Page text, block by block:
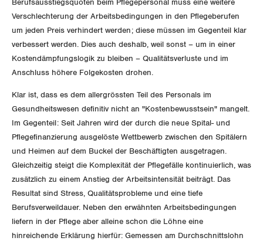
Rentner:innen-Kommission
Genf
Glarus
Graubünden
Jura
Luzern
Neuenburg
Nidwalden
Obwalden
Schaffhausen
Berufsausstiegsquoten beim Pflegepersonal muss eine weitere
Verschlechterung der Arbeitsbedingungen in den Pflegeberufen
um jeden Preis verhindert werden; diese müssen im Gegenteil klar
verbessert werden. Dies auch deshalb, weil sonst – um in einer
Kostendämpfungslogik zu bleiben – Qualitätsverluste und im
Anschluss höhere Folgekosten drohen.
Klar ist, dass es dem allergrössten Teil des Personals im
Gesundheitswesen definitiv nicht an "Kostenbewusstsein" mangelt.
Im Gegenteil: Seit Jahren wird der durch die neue Spital- und
Pflegefinanzierung ausgelöste Wettbewerb zwischen den Spitälern
und Heimen auf dem Buckel der Beschäftigten ausgetragen.
Gleichzeitig steigt die Komplexität der Pflegefälle kontinuierlich, was
zusätzlich zu einem Anstieg der Arbeitsintensität beiträgt. Das
Resultat sind Stress, Qualitätsprobleme und eine tiefe
Berufsverweildauer. Neben den erwähnten Arbeitsbedingungen
liefern in der Pflege aber alleine schon die Löhne eine
hinreichende Erklärung hierfür: Gemessen am Durchschnittslohn